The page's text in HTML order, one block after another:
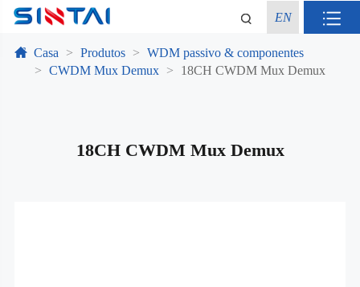
EN
Casa Produtos
WDM passivo & componentes
CWDM Mux Demux
18CH CWDM Mux Demux
18CH CWDM Mux Demux